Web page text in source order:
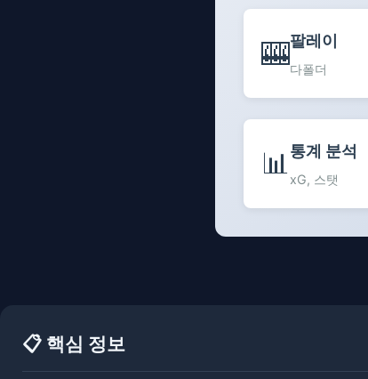
🎰팔레이
다폴더
📊통계 분석
xG, 스탯
📋 핵심 정보